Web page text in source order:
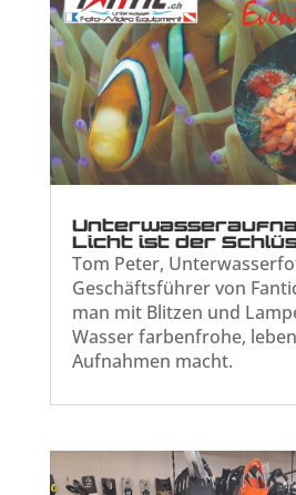
Licht ist der
Tom Peter,
Geschäftsführer von
man mit Blitzen und
Wasser farbenfrohe,
Aufnahmen macht.